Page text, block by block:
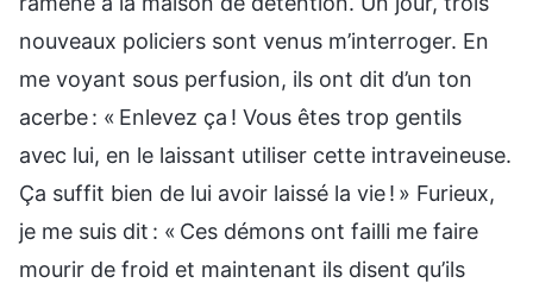
nouveaux policiers sont venus m’interroger. En
me voyant sous perfusion, ils ont dit d’un ton
acerbe : « Enlevez ça ! Vous êtes trop gentils
avec lui, en le laissant utiliser cette intraveineuse.
Ça suffit bien de lui avoir laissé la vie ! » Furieux,
je me suis dit : « Ces démons ont failli me faire
mourir de froid et maintenant ils disent qu’ils